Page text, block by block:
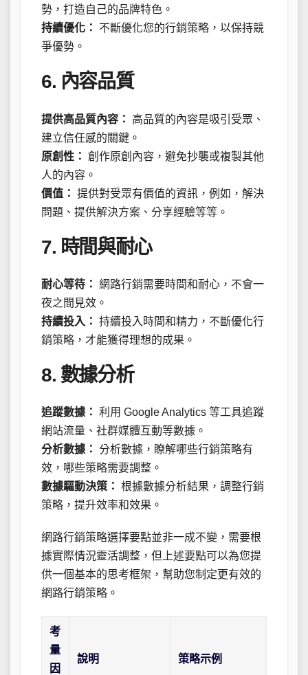
勢，打造自己的品牌特色。
持續優化：
不斷優化您的行銷策略，以保持競
爭優勢。
6. 內容品質
提供高品質內容：
高品質的內容是吸引受眾、
建立信任感的關鍵。
原創性： 創作原創內容，避免抄襲或複製其他
人的內容。
價值： 提供對受眾有價值的資訊，例如，解決
問題、提供解決方案、分享經驗等等。
7. 時間與耐心
耐心等待： 網路行銷需要時間和耐心，不會一
夜之間見效。
持續投入： 持續投入時間和精力，不斷優化行
銷策略，才能獲得理想的成果。
8. 數據分析
追蹤數據： 利用 Google Analytics 等工具追蹤
網站流量、社群媒體互動等數據。
分析數據： 分析數據，瞭解哪些行銷策略有
效，哪些策略需要調整。
數據驅動決策： 根據數據分析結果，調整行銷
策略，提升效率和效果。
網路行銷策略選擇要點並非一成不變，需要根
據實際情況靈活調整，但上述要點可以為您提
供一個基本的思考框架，幫助您制定更有效的
網路行銷策略。
考
量
因
說明 策略示例